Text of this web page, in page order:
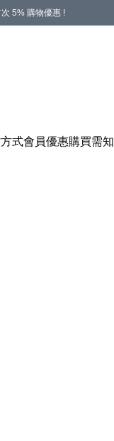
5% 購物優惠 !
式會員優惠購買需知